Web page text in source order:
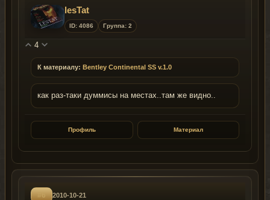
lesTat
ID: 4086 Группа: 2
4
К материалу: Bentley Continental SS v.1.0
как раз-таки думмисы на местах..там же видно..
Профиль Материал
#6 2010-10-21